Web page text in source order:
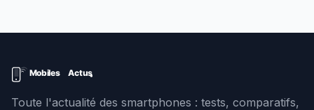
Toute l'actualité des smartphones : tests, comparatifs,